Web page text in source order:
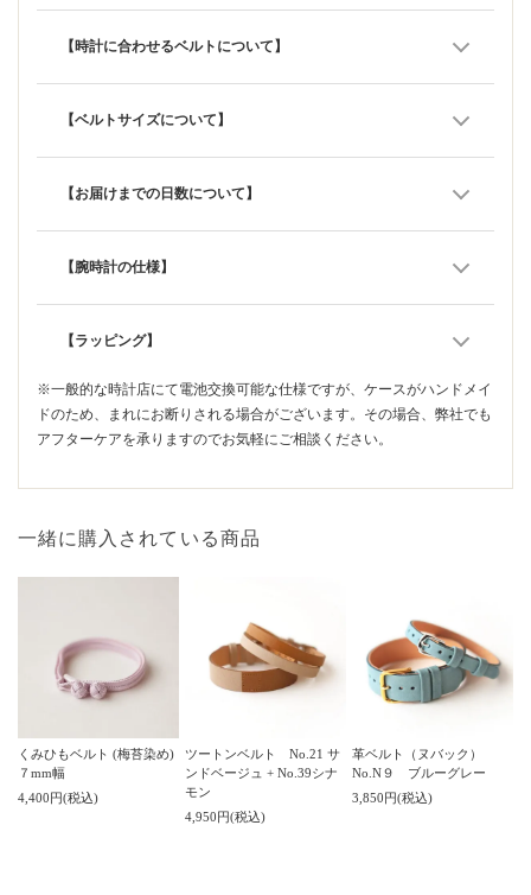
【時計に合わせるベルトについて】
【ベルトサイズについて】
【お届けまでの日数について】
【腕時計の仕様】
【ラッピング】
※一般的な時計店にて電池交換可能な仕様ですが、ケースがハンドメイ
ドのため、まれにお断りされる場合がございます。その場合、弊社でも
アフターケアを承りますのでお気軽にご相談ください。
一緒に購入されている商品
くみひもベルト (梅苔染め)
７mm幅
4,400円(税込)
ツートンベルト No.21 サ
ンドベージュ + No.39シナ
モン
4,950円(税込)
革ベルト（ヌバック）
No.N９ ブルーグレー
3,850円(税込)